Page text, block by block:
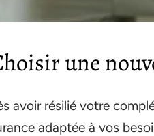
une
avoir résilié votre
adaptée à vos